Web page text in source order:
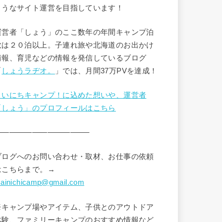
うなサイト運営を目指しています！
営者「しょう」のここ数年の年間キャンプ泊
は２０泊以上。子連れ旅や北海道のお出かけ
報、育児などの情報を発信しているブログ
しょうラヂオ。 」では、月間37万PVを達成！
いにちキャンプ！に込めた想いや、運営者
しょう」のプロフィールはこちら
ログへのお問い合わせ・取材、お仕事の依頼
こちらまで。→
ャンプ場やアイテム、子供とのアウトドア
験、ファミリーキャンプのおすすめ情報など